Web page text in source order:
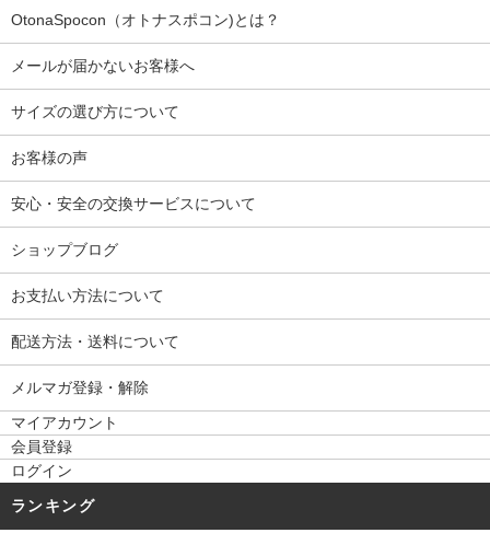
OtonaSpocon（オトナスポコン)とは？
メールが届かないお客様へ
サイズの選び方について
お客様の声
安心・安全の交換サービスについて
ショップブログ
お支払い方法について
配送方法・送料について
メルマガ登録・解除
マイアカウント
会員登録
ログイン
ランキング